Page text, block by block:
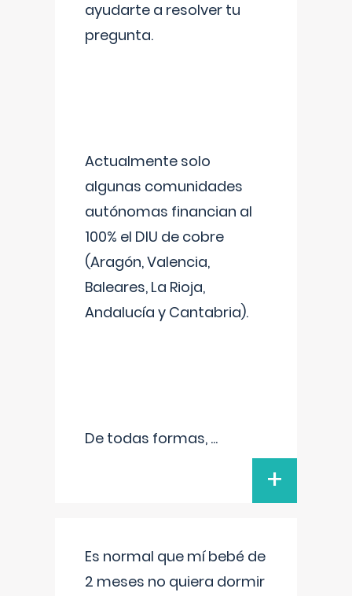
ayudarte a resolver tu
pregunta.
Actualmente solo
algunas comunidades
autónomas financian al
100% el DIU de cobre
(Aragón, Valencia,
Baleares, La Rioja,
Andalucía y Cantabria).
De todas formas, ...
+
Es normal que mí bebé de
2 meses no quiera dormir